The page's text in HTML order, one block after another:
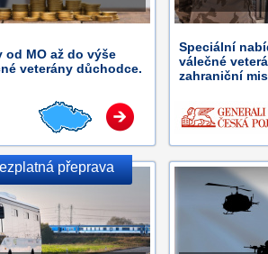
MO až do výše
veterány důchodce.
Speciální
válečné
zahraniční
přeprava